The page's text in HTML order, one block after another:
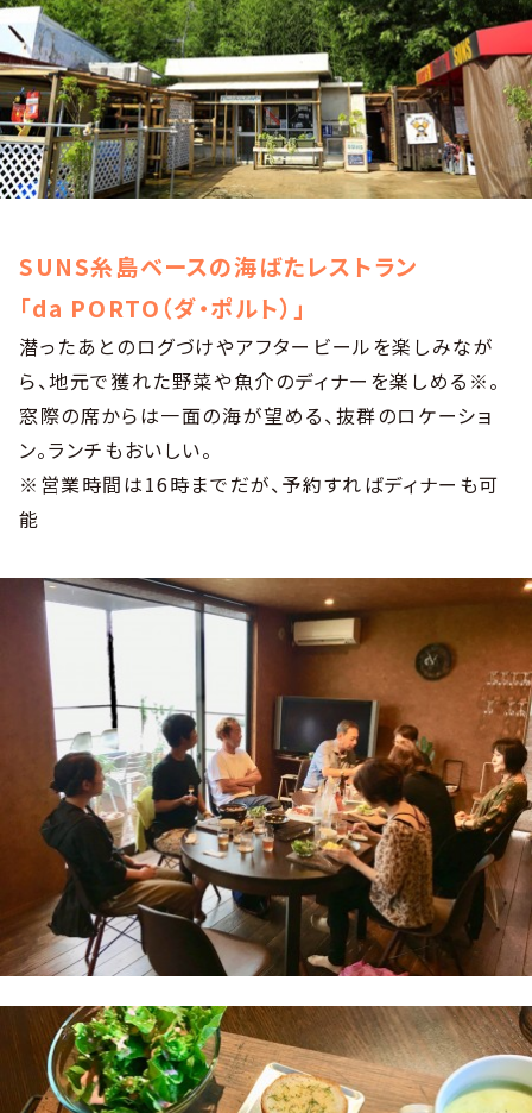
SUNS糸島ベースの海ばたレストラン
「da PORTO（ダ・ポルト）」
潜ったあとのログづけやアフタービールを楽しみなが
ら、地元で獲れた野菜や魚介のディナーを楽しめる※。
窓際の席からは一面の海が望める、抜群のロケーショ
ン。ランチもおいしい。
※営業時間は16時までだが、予約すればディナーも可
能